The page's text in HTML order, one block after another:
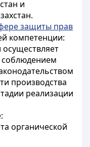
и
защиты прав
компетенции:
осуществляет
соблюдением
производства
реализации
органической